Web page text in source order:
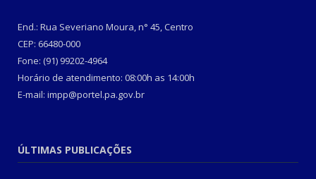
End.: Rua Severiano Moura, n° 45, Centro
CEP: 66480-000
Fone: (91) 99202-4964
Horário de atendimento: 08:00h as 14:00h
E-mail: impp@portel.pa.gov.br
ÚLTIMAS PUBLICAÇÕES